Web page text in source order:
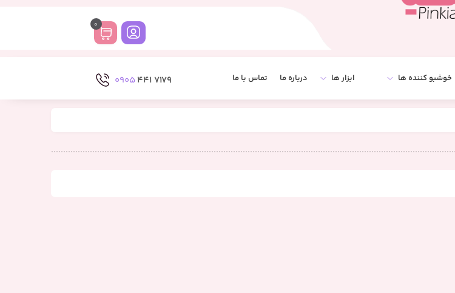
0
خوشبو کننده ها ابزار ها درباره ما تماس با ما 7179 441
0905